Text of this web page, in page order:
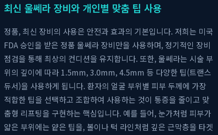
최신 울쎄라 장비와 개인별 맞춤 팁 사용
정품, 최신 장비의 사용은 안전과 효과의 기본입니다. 저희는 미국
FDA 승인을 받은 정품 울쎄라 장비만을 사용하며, 정기적인 장비
점검을 통해 최상의 컨디션을 유지합니다. 또한, 울쎄라는 시술 부
위의 깊이에 따라 1.5mm, 3.0mm, 4.5mm 등 다양한 팁(트랜스
듀서)을 사용하게 됩니다. 환자의 얼굴 부위별 피부 두께에 가장
적합한 팁을 선택하고 조합하여 사용하는 것이 통증을 줄이고 맞
춤형 리프팅을 구현하는 핵심입니다. 예를 들어, 눈가처럼 피부가
얇은 부위에는 얕은 팁을, 볼이나 턱 라인처럼 깊은 근막층을 타겟